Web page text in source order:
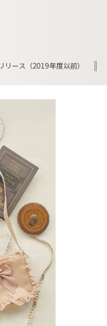
リース（2019年度以前）